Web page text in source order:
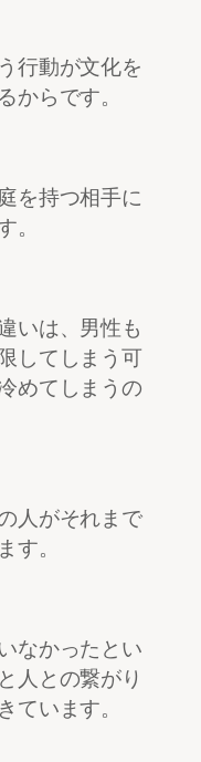
行動が文化を
からです。
を持つ相手に
。
いは、男性も
してしまう可
めてしまうの
人がそれまで
す。
なかったとい
人との繋がり
ています。